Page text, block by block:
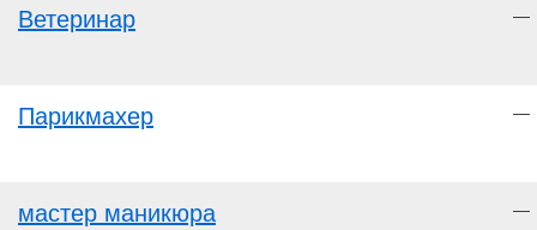
Ветеринар —
Парикмахер —
мастер маникюра —